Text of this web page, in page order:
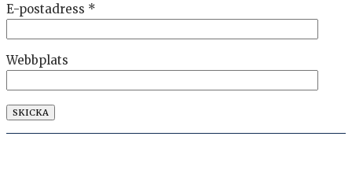
E-postadress *
Webbplats